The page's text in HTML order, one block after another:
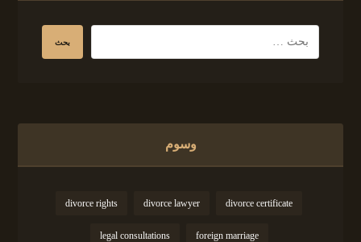
وسوم
divorce certificate
divorce lawyer
divorce rights
foreign marriage
legal consultations